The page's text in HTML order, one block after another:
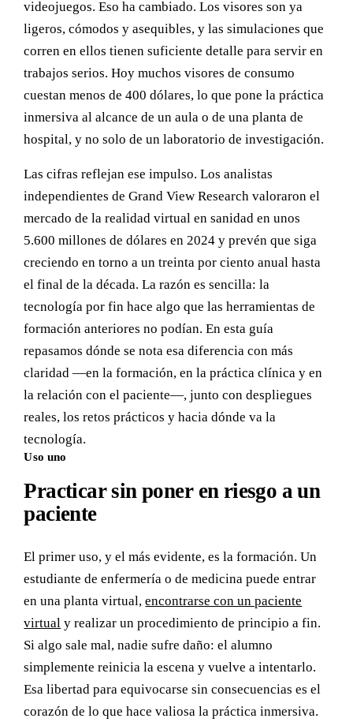
videojuegos. Eso ha cambiado. Los visores son ya
ligeros, cómodos y asequibles, y las simulaciones que
corren en ellos tienen suficiente detalle para servir en
trabajos serios. Hoy muchos visores de consumo
cuestan menos de 400 dólares, lo que pone la práctica
inmersiva al alcance de un aula o de una planta de
hospital, y no solo de un laboratorio de investigación.
Las cifras reflejan ese impulso. Los analistas
independientes de Grand View Research valoraron el
mercado de la realidad virtual en sanidad en unos
5.600 millones de dólares en 2024 y prevén que siga
creciendo en torno a un treinta por ciento anual hasta
el final de la década. La razón es sencilla: la
tecnología por fin hace algo que las herramientas de
formación anteriores no podían. En esta guía
repasamos dónde se nota esa diferencia con más
claridad —en la formación, en la práctica clínica y en
la relación con el paciente—, junto con despliegues
reales, los retos prácticos y hacia dónde va la
tecnología.
Uso uno
Practicar sin poner en riesgo a un
paciente
El primer uso, y el más evidente, es la formación. Un
estudiante de enfermería o de medicina puede entrar
en una planta virtual,encontrarse con un paciente
virtual y realizar un procedimiento de principio a fin.
Si algo sale mal, nadie sufre daño: el alumno
simplemente reinicia la escena y vuelve a intentarlo.
Esa libertad para equivocarse sin consecuencias es el
corazón de lo que hace valiosa la práctica inmersiva.